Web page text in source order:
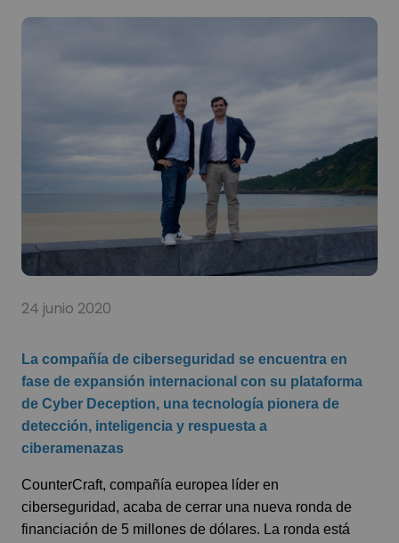
24 junio 2020
La compañía de ciberseguridad se encuentra en
fase de expansión internacional con su plataforma
de Cyber Deception, una tecnología pionera de
detección, inteligencia y respuesta a
ciberamenazas
CounterCraft, compañía europea líder en
ciberseguridad, acaba de cerrar una nueva ronda de
financiación de 5 millones de dólares. La ronda está